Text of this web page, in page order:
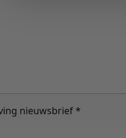
nieuwsbrief *